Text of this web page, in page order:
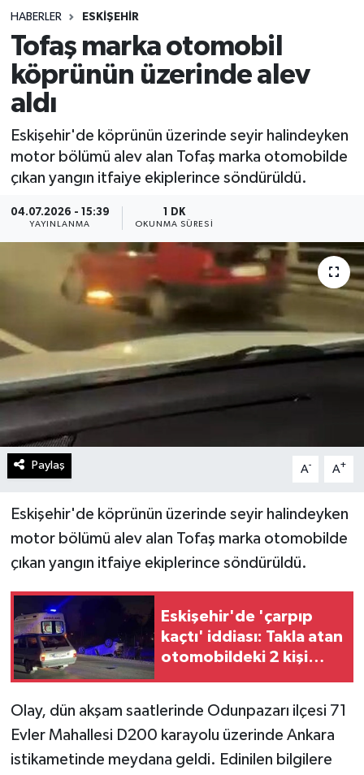
HABERLER ESKIŞEHIR
Tofaş marka otomobil
köprünün üzerinde alev
aldı
Eskişehir'de köprünün üzerinde seyir halindeyken
motor bölümü alev alan Tofaş marka otomobilde
çıkan yangın itfaiye ekiplerince söndürüldü.
04.07.2026 - 15:39
YAYINLANMA
1 DK
OKUNMA SÜRESI
Paylaş A- A+
Eskişehir'de köprünün üzerinde seyir halindeyken
motor bölümü alev alan Tofaş marka otomobilde
çıkan yangın itfaiye ekiplerince söndürüldü.
Eskişehir'de 'çarpıp
kaçtı' iddiası: Takla atan
otomobildeki 2 kişi
Olay, dün akşam saatlerinde Odunpazarı ilçesi 71
Evler Mahallesi D200 karayolu üzerinde Ankara
istikametinde meydana geldi. Edinilen bilgilere
Spor
Teknoloji
Yaşam